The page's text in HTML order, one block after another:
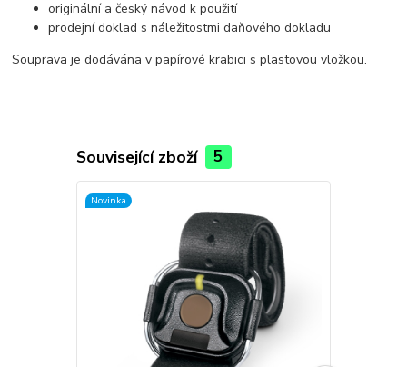
originální a český návod k použití
prodejní doklad s náležitostmi daňového dokladu
Souprava je dodávána v papírové krabici s plastovou vložkou.
Související zboží 5
Novinka